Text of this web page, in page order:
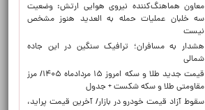
معاون هماهنگ‌کننده نیروی هوایی ارتش: وضعیت
سه خلبان عملیات حمله به العدید هنوز مشخص
نیست
هشدار به مسافران؛ ترافیک سنگین در این جاده
شمالی
قیمت جدید طلا و سکه امروز ۱۵ مردادماه ۱۴۰۵/ مرز
مقاومتی طلا و سکه شکست + جدول
سقوط آزاد قیمت خودرو در بازار/ آخرین قیمت پراید،